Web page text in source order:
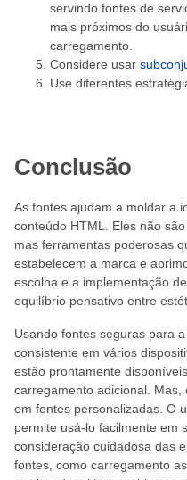
servindo fontes de
mais próximos do
carregamento.
Considere usar
Use diferentes
Conclusão
As fontes ajudam a moldar a
conteúdo HTML. Eles não
mas ferramentas poderosas
estabelecem a marca e
escolha e a implementação
equilíbrio pensativo entre
Usando fontes seguras para
consistente em vários
estão prontamente
carregamento adicional.
em fontes personalizadas. O
permite usá-lo facilmente em
consideração cuidadosa das
fontes, como carregamento